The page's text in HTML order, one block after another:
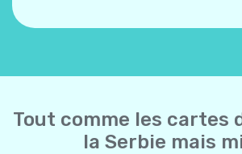
Tout comme les cartes
la Serbie mais